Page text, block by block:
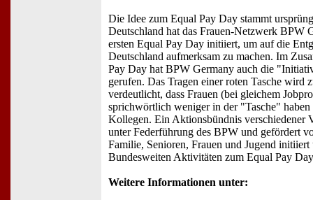
Die Idee zum Equal Pay Day stammt
Deutschland hat das Frauen-Netzwerk BPW
ersten Equal Pay Day initiiert, um auf die
Deutschland aufmerksam zu machen. Im
Pay Day hat BPW Germany auch die
gerufen. Das Tragen einer roten Tasche wird
verdeutlicht, dass Frauen (bei gleichem
sprichwörtlich weniger in der "Tasche" haben
Kollegen. Ein Aktionsbündnis verschiedener
unter Federführung des BPW und gefördert
Familie, Senioren, Frauen und Jugend
Bundesweiten Aktivitäten zum Equal Pay
Weitere Informationen unter: